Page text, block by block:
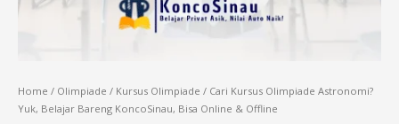
Home / Olimpiade / Kursus Olimpiade / Cari Kursus Olimpiade Astronomi?
Yuk, Belajar Bareng KoncoSinau, Bisa Online & Offline